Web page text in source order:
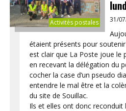
Activités postales 31/
étaient présents pour
est clair que La Poste joue le
en recevant la délégation du
cocher la case d’un pseudo
entendre le mal être et la
du site de Souillac.
Ils et elles ont donc